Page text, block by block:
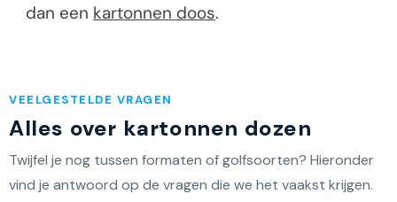
dan een kartonnen doos.
VEELGESTELDE VRAGEN
Alles over kartonnen dozen
Twijfel je nog tussen formaten of golfsoorten? Hieronder
vind je antwoord op de vragen die we het vaakst krijgen.